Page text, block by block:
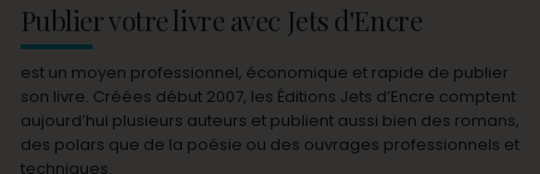
Publier votre livre avec Jets d'Encre
est un moyen professionnel, économique et rapide de publier
son livre. Créées début 2007, les Éditions Jets d’Encre comptent
aujourd’hui plusieurs auteurs et publient aussi bien des romans,
des polars que de la poésie ou des ouvrages professionnels et
techniques.